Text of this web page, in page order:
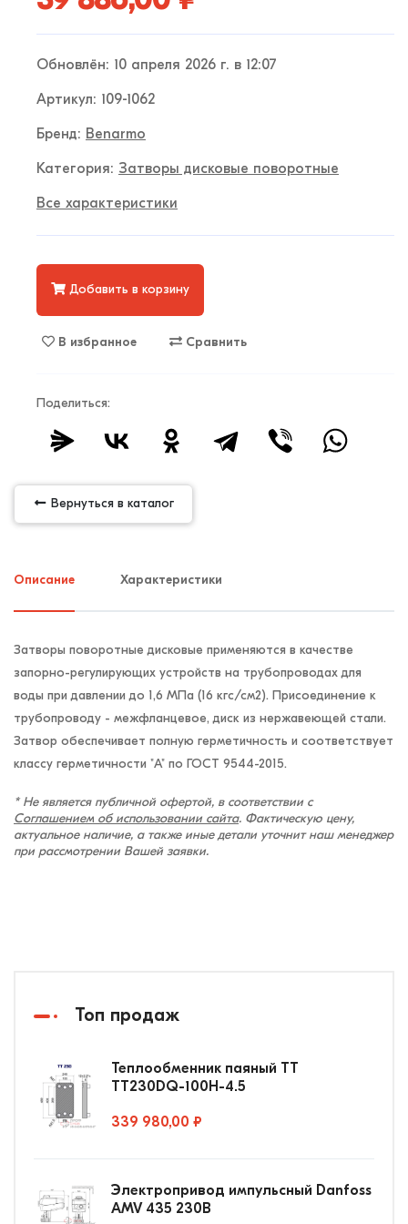
Обновлён: 10 апреля 2026 г. в 12:07
Артикул: 109-1062
Бренд: Benarmo
Категория: Затворы дисковые поворотные
Все характеристики
Добавить в корзину
В избранное Сравнить
Поделиться:
Вернуться в каталог
Описание Характеристики
Затворы поворотные дисковые применяются в качестве
запорно-регулирующих устройств на трубопроводах для
воды при давлении до 1,6 МПа (16 кгс/см2). Присоединение к
трубопроводу - межфланцевое, диск из нержавеющей стали.
Затвор обеспечивает полную герметичность и соответствует
классу герметичности "А" по ГОСТ 9544-2015.
* Не является публичной офертой, в соответствии с
Соглашением об использовании сайта. Фактическую цену,
актуальное наличие, а также иные детали уточнит наш менеджер
при рассмотрении Вашей заявки.
Топ продаж
Теплообменник паяный ТТ
ТТ230DQ-100Н-4.5
339 980,00 ₽
Электропривод импульсный Danfoss
AMV 435 230В